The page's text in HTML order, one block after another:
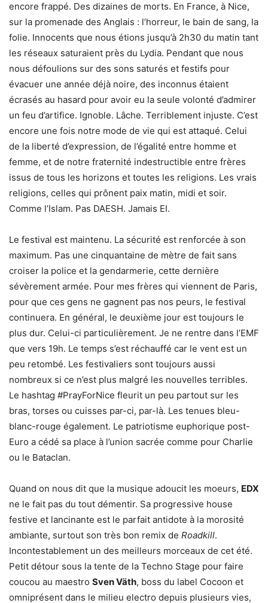
encore frappé. Des dizaines de morts. En France, à Nice,
sur la promenade des Anglais : l’horreur, le bain de sang, la
folie. Innocents que nous étions jusqu’à 2h30 du matin tant
les réseaux saturaient près du Lydia. Pendant que nous
nous défoulions sur des sons saturés et festifs pour
évacuer une année déjà noire, des inconnus étaient
écrasés au hasard pour avoir eu la seule volonté d’admirer
un feu d’artifice. Ignoble. Lâche. Terriblement injuste. C’est
encore une fois notre mode de vie qui est attaqué. Celui
de la liberté d’expression, de l’égalité entre homme et
femme, et de notre fraternité indestructible entre frères
issus de tous les horizons et toutes les religions. Les vrais
religions, celles qui prônent paix matin, midi et soir.
Comme l’Islam. Pas DAESH. Jamais EI.
Le festival est maintenu. La sécurité est renforcée à son
maximum. Pas une cinquantaine de mètre de fait sans
croiser la police et la gendarmerie, cette dernière
sévèrement armée. Pour mes frères qui viennent de Paris,
pour que ces gens ne gagnent pas nos peurs, le festival
continuera. En général, le deuxième jour est toujours le
plus dur. Celui-ci particulièrement. Je ne rentre dans l’EMF
que vers 19h. Le temps s’est réchauffé car le vent est un
peu retombé. Les festivaliers sont toujours aussi
nombreux si ce n’est plus malgré les nouvelles terribles.
Le hashtag #PrayForNice fleurit un peu partout sur les
bras, torses ou cuisses par-ci, par-là. Les tenues bleu-
blanc-rouge également. Le patriotisme euphorique post-
Euro a cédé sa place à l’union sacrée comme pour Charlie
ou le Bataclan.
Quand on nous dit que la musique adoucit les moeurs, EDX
ne le fait pas du tout démentir. Sa progressive house
festive et lancinante est le parfait antidote à la morosité
ambiante, surtout son très bon remix de Roadkill.
Incontestablement un des meilleurs morceaux de cet été.
Petit détour sous la tente de la Techno Stage pour faire
coucou au maestro Sven Väth, boss du label Cocoon et
omniprésent dans le milieu electro depuis plusieurs vies,